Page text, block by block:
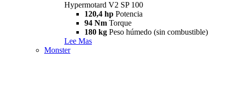
Hypermotard V2 SP 100
120,4 hp Potencia
94 Nm Torque
180 kg Peso húmedo (sin combustible)
Lee Mas
Monster